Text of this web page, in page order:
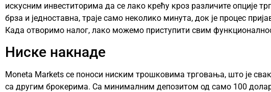
искусним инвеститорима да се лако крећу кроз различите опције
брза и једноставна, траје само неколико минута, док је процес
Када отворимо налог, лако можемо приступити свим
Ниске накнаде
Moneta Markets се поноси ниским трошковима трговања, што је
са другим брокерима. Са минималним депозитом од само 100